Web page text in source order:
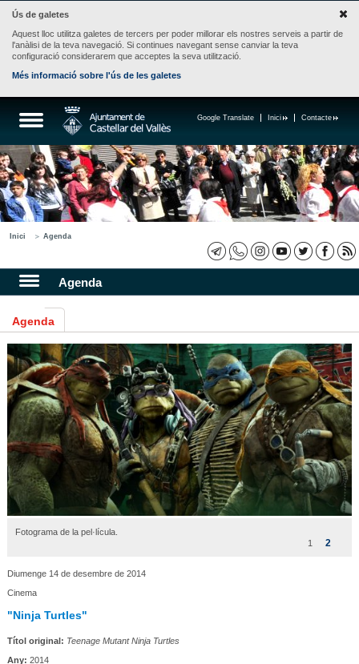
Ús de galetes
Aquest lloc utilitza galetes de tercers per poder millorar els nostres serveis a partir de
l'anàlisi de la teva navegació. Si continues navegant sense canviar la teva
configuració considerarem que acceptes la seva utilització.
Més informació sobre l'ús de les galetes
Contacte
Inici
Google Translate
Inici Agenda
Agenda
Agenda
Fotograma de la pel·lícula.
1
2
Diumenge 14 de desembre de 2014
Cinema
"Ninja Turtles"
Títol original: Teenage Mutant Ninja Turtles
Any: 2014